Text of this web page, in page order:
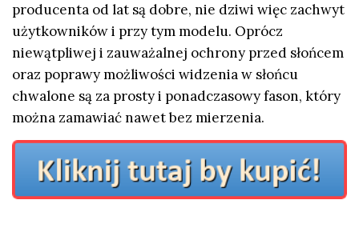
producenta od lat są dobre, nie dziwi więc zachwyt
użytkowników i przy tym modelu. Oprócz
niewątpliwej i zauważalnej ochrony przed słońcem
oraz poprawy możliwości widzenia w słońcu
chwalone są za prosty i ponadczasowy fason, który
można zamawiać nawet bez mierzenia.